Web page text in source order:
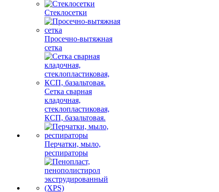
Стеклосетки
Просечно-вытяжная
сетка
Сетка сварная
кладочная,
стеклопластиковая,
КСП, базальтовая.
Перчатки, мыло,
респираторы